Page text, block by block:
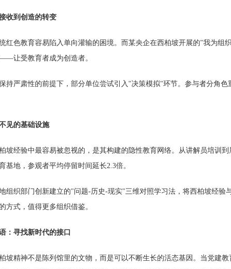
收到创造的转变
色教育容易陷入单向灌输的困境。而某央企在西柏坡开展的"我为组
让受教育者成为创造者。
严肃性的前提下，部分单位尝试引入"决策模拟"环节。参与者分角色
见的基础设施
经验中最容易被忽视的，是其构建的隐性教育网络。从讲解员培训到
基地，参观者平均停留时间延长2.3倍。
织部门创新建立的"问题-历史-现实"三维对照学习法，将西柏坡经验
方式，值得更多组织借鉴。
：寻找新时代的接口
精神不是陈列馆里的文物，而是可以不断生长的活态基因。当党建教